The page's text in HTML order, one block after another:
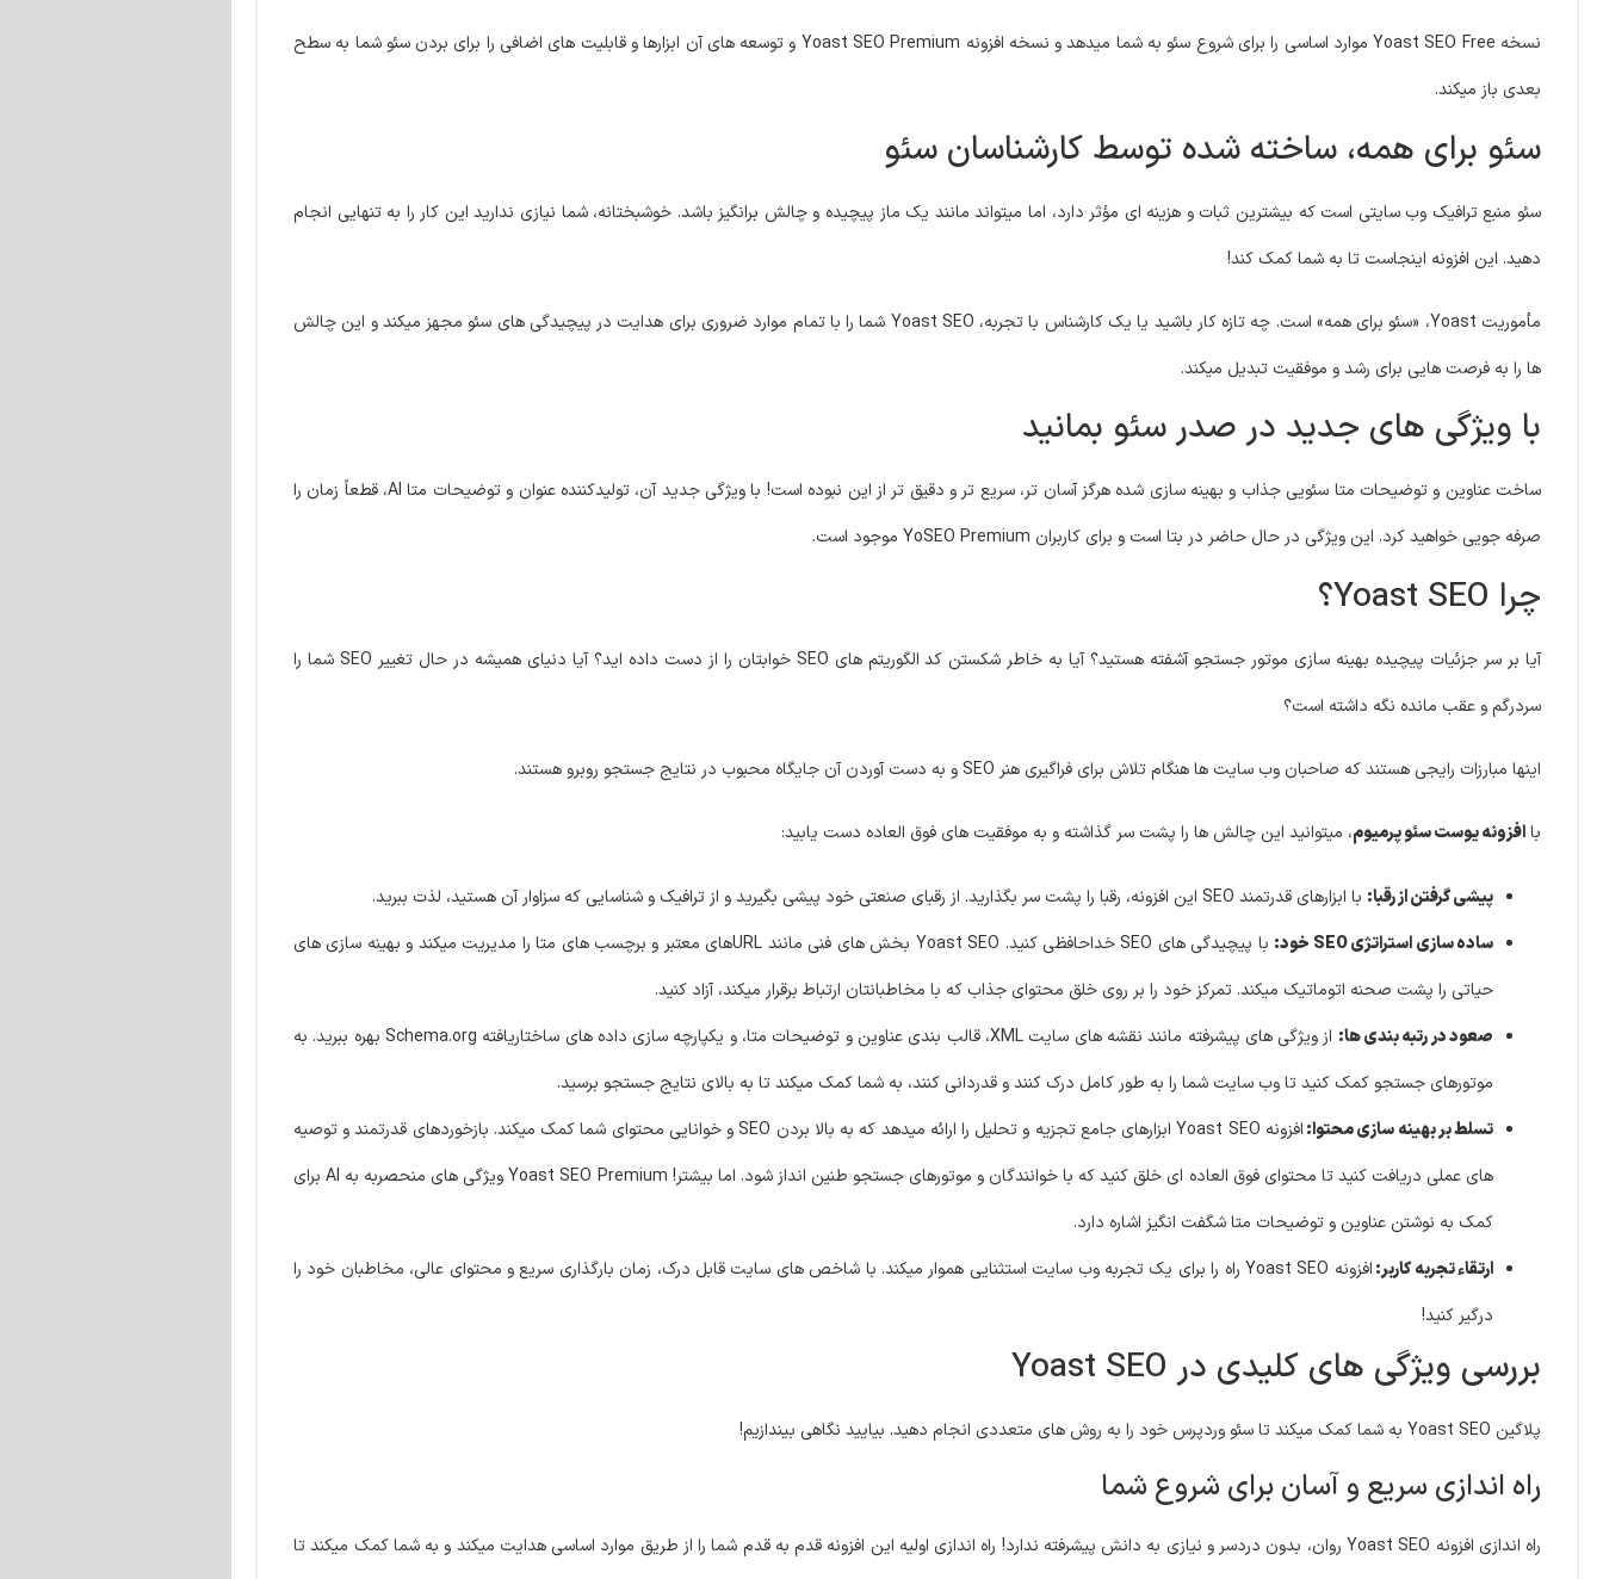
نسخه Yoast SEO Free موارد اساسی را برای شروع سئو به شما میدهد و نسخه افزونه Yoast SEO Premium و توسعه های آن ابزارها و قابلیت های اضافی را برای بردن سئو شما به سطح
بعدی باز میکند.
سئو برای همه، ساخته شده توسط کارشناسان سئو
سئو منبع ترافیک وب سایتی است که بیشترین ثبات و هزینه ای مؤثر دارد، اما میتواند مانند یک ماز پیچیده و چالش برانگیز باشد. خوشبختانه، شما نیازی ندارید این کار را به تنهایی انجام
دهید. این افزونه اینجاست تا به شما کمک کند!
مأموریت Yoast، «سئو برای همه» است. چه تازه کار باشید یا یک کارشناس با تجربه، Yoast SEO شما را با تمام موارد ضروری برای هدایت در پیچیدگی های سئو مجهز میکند و این چالش
ها را به فرصت هایی برای رشد و موفقیت تبدیل میکند.
با ویژگی های جدید در صدر سئو بمانید
ساخت عناوین و توضیحات متا سئویی جذاب و بهینه سازی شده هرگز آسان تر، سریع تر و دقیق تر از این نبوده است! با ویژگی جدید آن، تولیدکننده عنوان و توضیحات متا AI، قطعاً زمان را
صرفه جویی خواهید کرد. این ویژگی در حال حاضر در بتا است و برای کاربران YoSEO Premium موجود است.
چرا Yoast SEO؟
آیا بر سر جزئیات پیچیده بهینه سازی موتور جستجو آشفته هستید؟ آیا به خاطر شکستن کد الگوریتم های SEO خوابتان را از دست داده اید؟ آیا دنیای همیشه در حال تغییر SEO شما را
سردرگم و عقب مانده نگه داشته است؟
اینها مبارزات رایجی هستند که صاحبان وب سایت ها هنگام تلاش برای فراگیری هنر SEO و به دست آوردن آن جایگاه محبوب در نتایج جستجو روبرو هستند.
باافزونه یوست سئو پرمیوم، میتوانید این چالش ها را پشت سر گذاشته و به موفقیت های فوق العاده دست یابید:
پیشی گرفتن از رقبا: با ابزارهای قدرتمند SEO این افزونه، رقبا را پشت سر بگذارید. از رقبای صنعتی خود پیشی بگیرید و از ترافیک و شناسایی که سزاوار آن هستید، لذت ببرید.
ساده سازی استراتژی SEO خود:
با پیچیدگی های SEO خداحافظی کنید. Yoast SEO بخش های فنی مانند URLهای معتبر و برچسب های متا را مدیریت میکند و بهینه سازی های
حیاتی را پشت صحنه اتوماتیک میکند. تمرکز خود را بر روی خلق محتوای جذاب که با مخاطبانتان ارتباط برقرار میکند، آزاد کنید.
صعود در رتبه بندی ها:
از ویژگی های پیشرفته مانند نقشه های سایت XML، قالب بندی عناوین و توضیحات متا، و یکپارچه سازی داده های ساختاریافته Schema.org بهره ببرید. به
موتورهای جستجو کمک کنید تا وب سایت شما را به طور کامل درک کنند و قدردانی کنند، به شما کمک میکند تا به بالای نتایج جستجو برسید.
تسلط بر بهینه سازی محتوا:
افزونه Yoast SEO ابزارهای جامع تجزیه و تحلیل را ارائه میدهد که به بالا بردن SEO و خوانایی محتوای شما کمک میکند. بازخوردهای قدرتمند و توصیه
های عملی دریافت کنید تا محتوای فوق العاده ای خلق کنید که با خوانندگان و موتورهای جستجو طنین انداز شود. اما بیشتر! Yoast SEO Premium ویژگی های منحصربه به AI برای
کمک به نوشتن عناوین و توضیحات متا شگفت انگیز اشاره دارد.
ارتقاء تجربه کاربر:
افزونه Yoast SEO راه را برای یک تجربه وب سایت استثنایی هموار میکند. با شاخص های سایت قابل درک، زمان بارگذاری سریع و محتوای عالی، مخاطبان خود را
درگیر کنید!
بررسی ویژگی های کلیدی در Yoast SEO
پلاگین Yoast SEO به شما کمک میکند تا سئو وردپرس خود را به روش های متعددی انجام دهید. بیایید نگاهی بیندازیم!
راه اندازی سریع و آسان برای شروع شما
راه اندازی افزونه Yoast SEO روان، بدون دردسر و نیازی به دانش پیشرفته ندارد! راه اندازی اولیه این افزونه قدم به قدم شما را از طریق موارد اساسی هدایت میکند و به شما کمک میکند تا